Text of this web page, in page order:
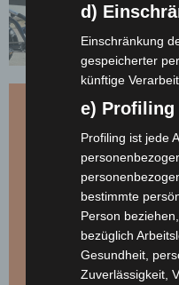
d)
Einschränkung
gespeicherter
künftige
e) Profiling
Profiling ist jede
bestimmte
Person
bezüglich
Gesundheit,
Zuverlässigkeit,